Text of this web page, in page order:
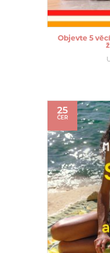
Objevte 5
25
ČER